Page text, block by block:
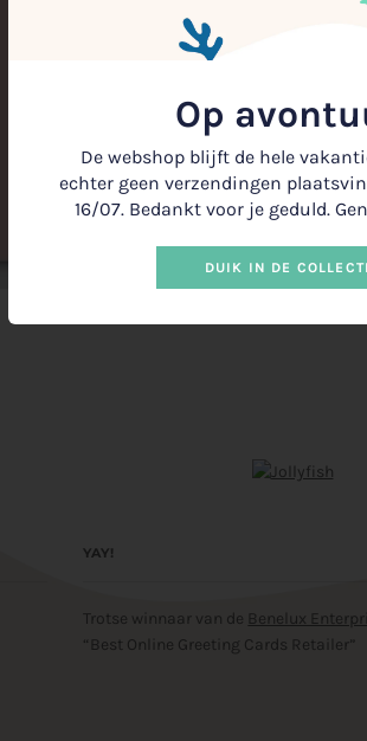
YAY!
Trotse winnaar van de Benelux
“Best Online Greeting Cards Retailer”
Op
De webshop blijft de hele
echter geen verzendingen
16/07. Bedankt voor je geduld.
DUIK IN DE